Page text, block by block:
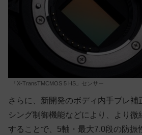
「X-TransTMCMOS 5 HS」センサー
さらに、新開発のボディ内手ブレ補
シング制御機能などにより、より微
することで、5軸・最大7.0段の防振